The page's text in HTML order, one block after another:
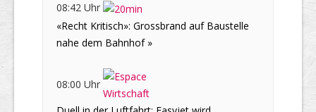
08:42 Uhr
«Recht Kritisch»: Grossbrand auf Baustelle
nahe dem Bahnhof »
08:00 Uhr